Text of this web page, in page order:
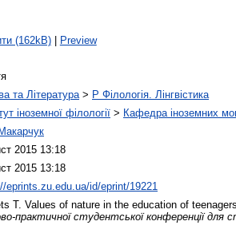
(162kB)| Preview
та Література> P Філологія. Лінгвістика
іноземної філології > Кафедра іноземних
2015 13:18
2015 13:18
eprints.zu.edu.ua/id/eprint/19221
T. Values of nature in the education of
практичної студентської конференції